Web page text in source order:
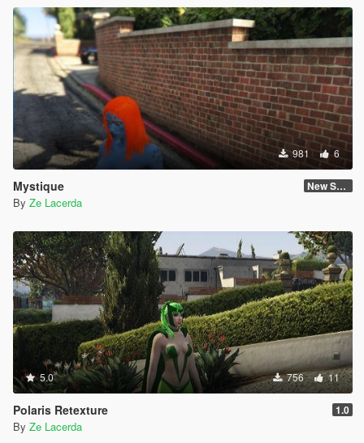
981 6
Mystique New Skin
By Ze Lacerda
5.0 756 11
Polaris Retexture 1.0
By Ze Lacerda